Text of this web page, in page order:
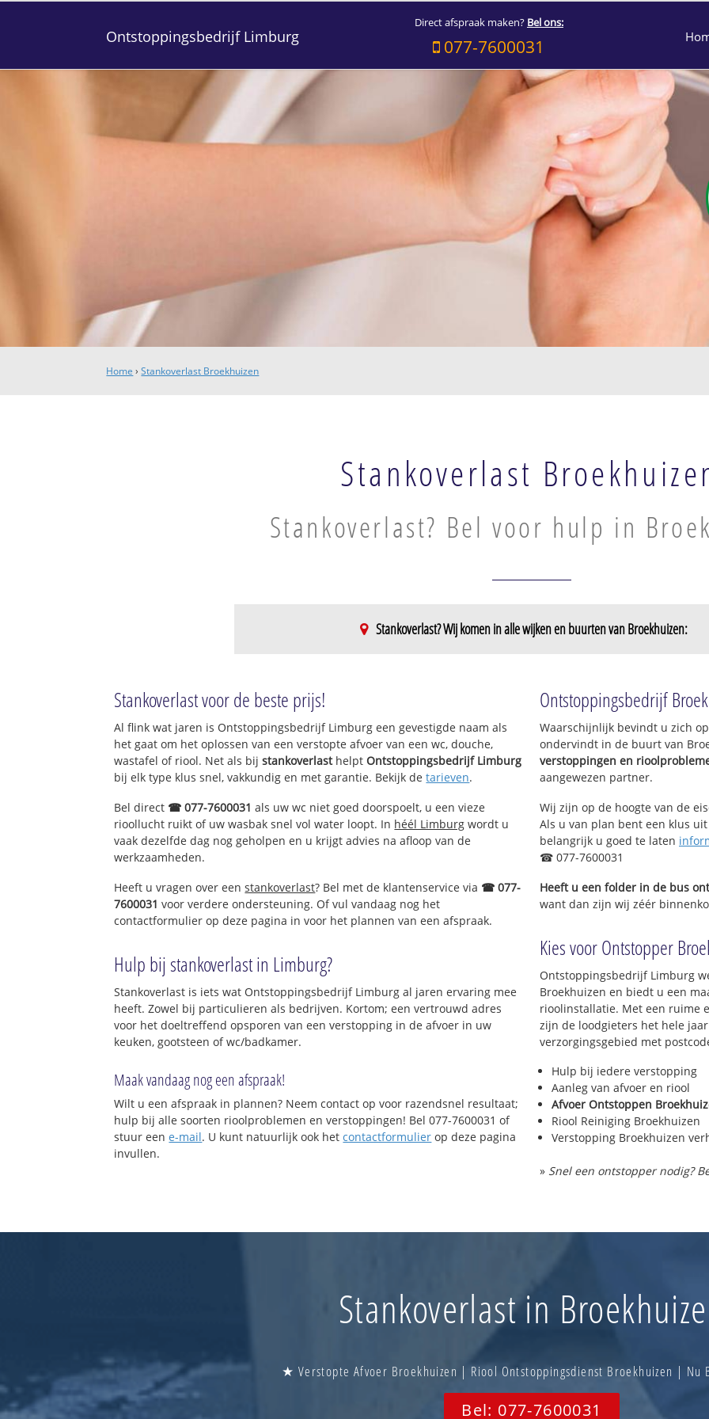
Ontstoppingsbedrijf Limburg
Direct afspraak maken? Bel ons:
077-7600031
Home ›Stankoverlast Broekhuizen
Stankoverlast
Stankoverlast? Bel voor hulp in
Stankoverlast? Wij komen in alle wijken en buurten van Broekhuizen:
Stankoverlast voor de beste prijs!
Al flink wat jaren is Ontstoppingsbedrijf Limburg een gevestigde naam als
het gaat om het oplossen van een verstopte afvoer van een wc, douche,
wastafel of riool. Net als bijstankoverlasthelptOntstoppingsbedrijf Limburg
bij elk type klus snel, vakkundig en met garantie. Bekijk detarieven.
Bel direct ☎ 077-7600031 als uw wc niet goed doorspoelt, u een vieze
rioollucht ruikt of uw wasbak snel vol water loopt. In héél Limburg wordt u
vaak dezelfde dag nog geholpen en u krijgt advies na afloop van de
werkzaamheden.
Heeft u vragen over eenstankoverlast? Bel met de klantenservice via ☎ 077-
7600031 voor verdere ondersteuning. Of vul vandaag nog het
contactformulier op deze pagina in voor het plannen van een afspraak.
Hulp bij stankoverlast in Limburg?
Stankoverlast is iets wat Ontstoppingsbedrijf Limburg al jaren ervaring mee
heeft. Zowel bij particulieren als bedrijven. Kortom; een vertrouwd adres
voor het doeltreffend opsporen van een verstopping in de afvoer in uw
keuken, gootsteen of wc/badkamer.
Maak vandaag nog een afspraak!
Wilt u een afspraak in plannen? Neem contact op voor razendsnel resultaat;
hulp bij alle soorten rioolproblemen en verstoppingen! Bel 077-7600031 of
stuur eene-mail. U kunt natuurlijk ook hetcontactformulier op deze pagina
invullen.
Ontstoppingsbedrijf
Waarschijnlijk bevindt u zich
ondervindt in de buurt van
verstoppingen en
aangewezen partner.
Wij zijn op de hoogte van de
Als u van plan bent een klus
belangrijk u goed te laten
☎ 077-7600031
Heeft u een folder in de bus
want dan zijn wij zéér
Kies voor Ontstopper
Ontstoppingsbedrijf Limburg
Broekhuizen en biedt u een
rioolinstallatie. Met een ruime
zijn de loodgieters het hele
verzorgingsgebied met
Hulp bij iedere verstopping
Aanleg van afvoer en riool
Afvoer Ontstoppen
Riool Reiniging Broekhuizen
Verstopping Broekhuizen
» Snel een ontstopper nodig?
Stankoverlast in
★ Verstopte Afvoer Broekhuizen | Riool Ontstoppingsdienst Broekhuizen |
Bel: 077-7600031